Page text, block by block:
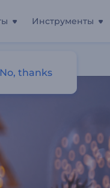
Инструменты
No, thanks